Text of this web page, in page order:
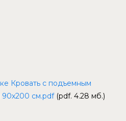
Кровать с подъемным
90х200 см.pdf (pdf. 4.28 мб.)